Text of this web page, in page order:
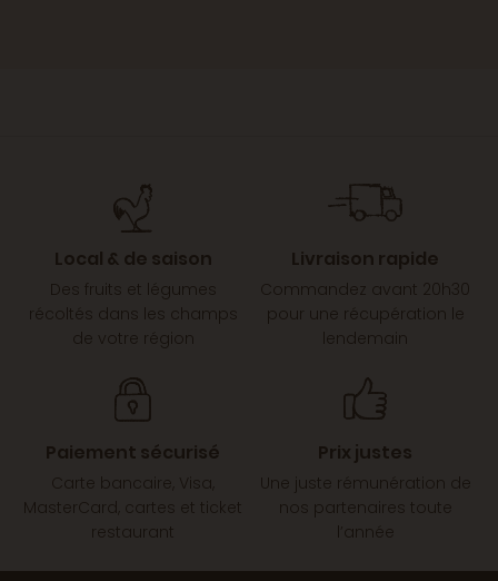
Local & de saison
Des fruits et légumes
récoltés dans les champs
de votre région
Livraison rapide
Commandez avant 20h30
pour une récupération le
lendemain
Paiement sécurisé
Carte bancaire, Visa,
MasterCard, cartes et ticket
restaurant
Prix justes
Une juste rémunération de
nos partenaires toute
l’année